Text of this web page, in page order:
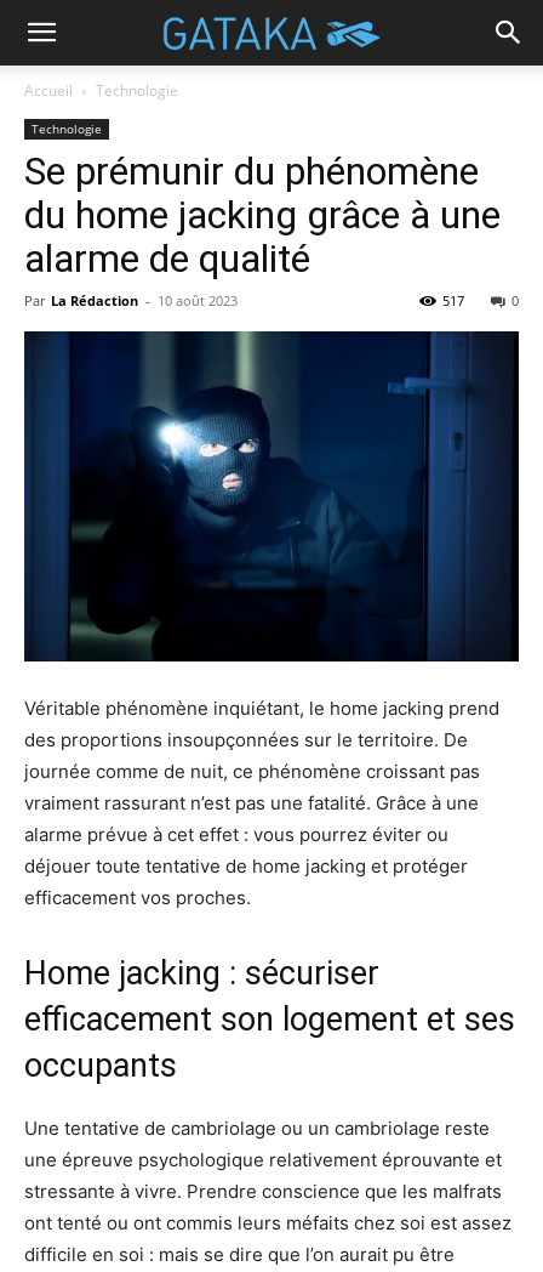
Accueil Technologie
Technologie
Se prémunir du phénomène
du home jacking grâce à une
alarme de qualité
Par La Rédaction - 10 août 2023 0
517
Véritable phénomène inquiétant, le home jacking prend
des proportions insoupçonnées sur le territoire. De
journée comme de nuit, ce phénomène croissant pas
vraiment rassurant n’est pas une fatalité. Grâce à une
alarme prévue à cet effet : vous pourrez éviter ou
déjouer toute tentative de home jacking et protéger
efficacement vos proches.
Home jacking : sécuriser
efficacement son logement et ses
occupants
Une tentative de cambriolage ou un cambriolage reste
une épreuve psychologique relativement éprouvante et
stressante à vivre. Prendre conscience que les malfrats
ont tenté ou ont commis leurs méfaits chez soi est assez
difficile en soi : mais se dire que l’on aurait pu être